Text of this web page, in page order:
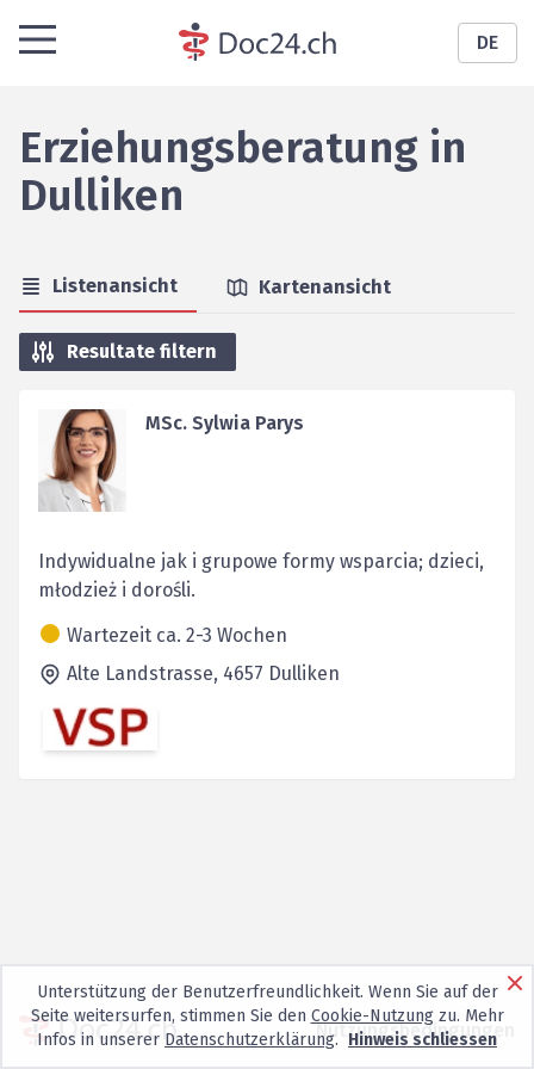
DE
Erziehungsberatung in
Dulliken
Listenansicht Kartenansicht
Resultate filtern
MSc. Sylwia Parys
Indywidualne jak i grupowe formy wsparcia; dzieci,
młodzież i dorośli.
Wartezeit ca. 2-3 Wochen
Alte Landstrasse, 4657 Dulliken
Nutzungsbedingungen
Unterstützung der Benutzerfreundlichkeit. Wenn Sie auf der
Seite weitersurfen, stimmen Sie den Cookie-Nutzungzu. Mehr
Infos in unserer Datenschutzerklärung. Hinweis schliessen